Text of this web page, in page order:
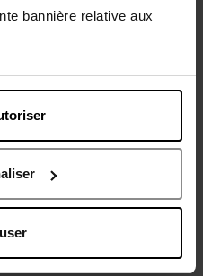
bannière relative aux
aux avis des clients
chose ?